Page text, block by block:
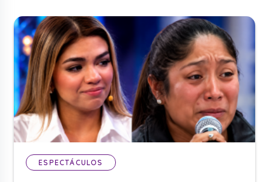
ESPECTÁCULOS